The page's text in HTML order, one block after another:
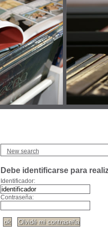
New search
Debe identificarse para
Identificador:
Contraseña: